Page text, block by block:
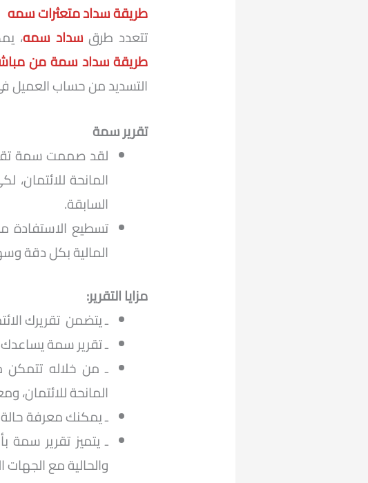
طريقة سداد متعثرات سمه
تتعدد طرقسداد سمه،
طريقة سداد سمة من
التسديد من حساب
تقرير سمة
لقد صممت سمة
المانحة
السابقة.
تسطيع الاستفادة
المالية بكل دقة
مزايا التقرير:
ـ يتضمن تقريرك
ـ تقرير سمة يساعدك
ـ من خلاله تتمكن
المانحة للائتمان،
ـ يمكنك معرفة حالة
ـ يتميز تقرير سمة
والحالية مع